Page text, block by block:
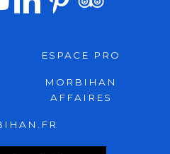
ESPACE PRO
MORBIHAN
AFFAIRES